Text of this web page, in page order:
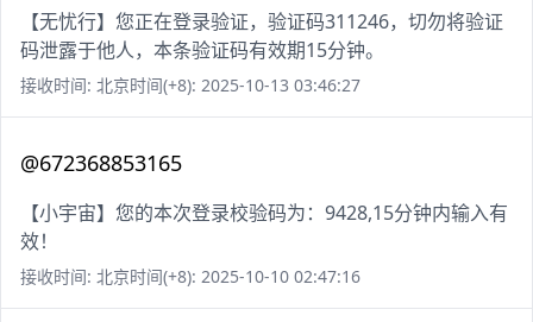
【无忧行】您正在登录验证，验证码311246，切勿将验证
码泄露于他人，本条验证码有效期15分钟。
接收时间: 北京时间(+8): 2025-10-13 03:46:27
@672368853165
【小宇宙】您的本次登录校验码为：9428,15分钟内输入有
效！
接收时间: 北京时间(+8): 2025-10-10 02:47:16